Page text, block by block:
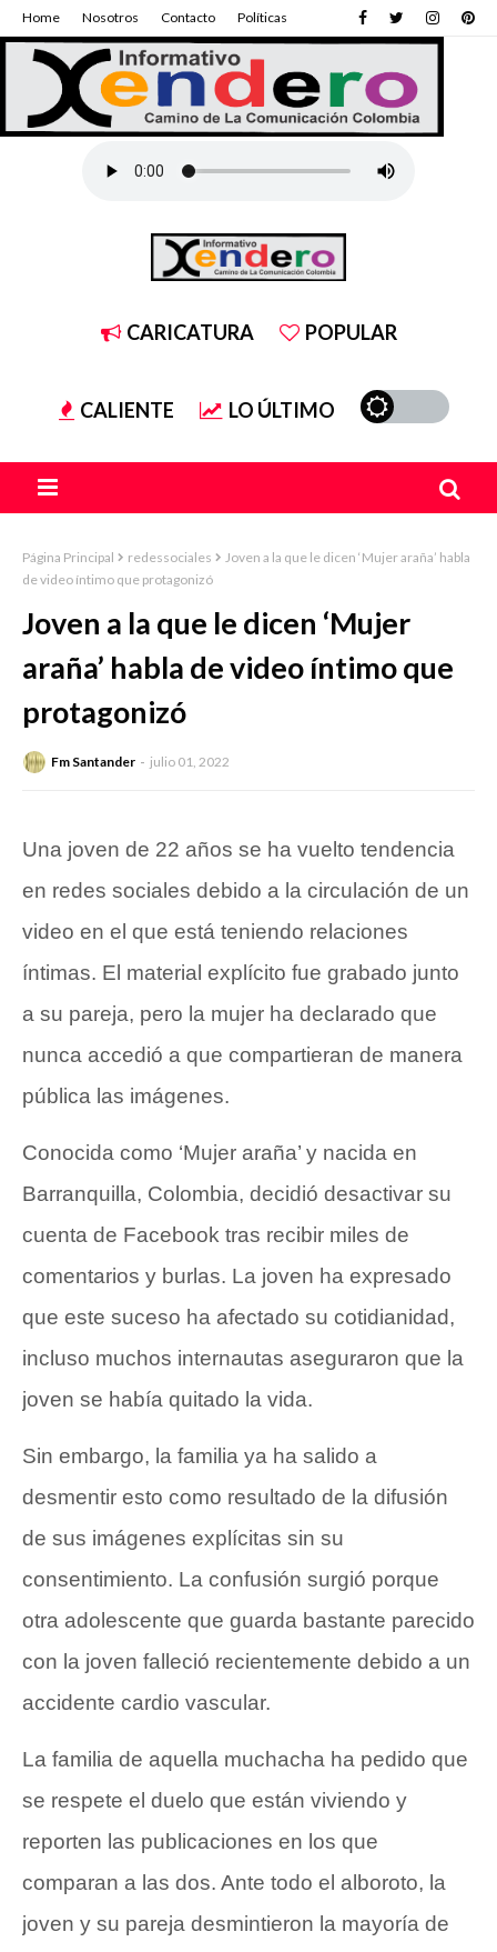
Home Nosotros Contacto Políticas
CARICATURA POPULAR
CALIENTE LO ÚLTIMO
Página Principal redessociales
Joven a la que le dicen ‘Mujer araña’ habla
de video íntimo que protagonizó
Joven a la que le dicen ‘Mujer
araña’ habla de video íntimo que
protagonizó
Fm Santander julio 01, 2022
Una joven de 22 años se ha vuelto tendencia
en redes sociales debido a la circulación de un
video en el que está teniendo relaciones
íntimas. El material explícito fue grabado junto
a su pareja, pero la mujer ha declarado que
nunca accedió a que compartieran de manera
pública las imágenes.
Conocida como ‘Mujer araña’ y nacida en
Barranquilla, Colombia, decidió desactivar su
cuenta de Facebook tras recibir miles de
comentarios y burlas. La joven ha expresado
que este suceso ha afectado su cotidianidad,
incluso muchos internautas aseguraron que la
joven se había quitado la vida.
Sin embargo, la familia ya ha salido a
desmentir esto como resultado de la difusión
de sus imágenes explícitas sin su
consentimiento. La confusión surgió porque
otra adolescente que guarda bastante parecido
con la joven falleció recientemente debido a un
accidente cardio vascular.
La familia de aquella muchacha ha pedido que
se respete el duelo que están viviendo y
reporten las publicaciones en los que
comparan a las dos. Ante todo el alboroto, la
joven y su pareja desmintieron la mayoría de